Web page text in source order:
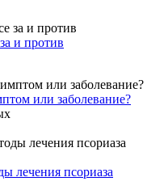
и против
или заболевание?
лечения псориаза